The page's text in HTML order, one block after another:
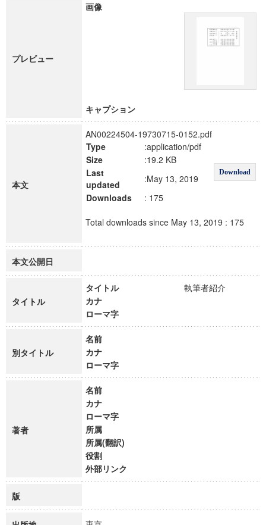
プレビュー
画像
キャプション
本文
AN00224504-19730715-0152.pdf
Type
:application/pdf
Download
Size
:19.2 KB
Last
updated
:May 13, 2019
Downloads
: 175
Total downloads since May 13, 2019 : 175
本文公開日
タイトル
タイトル
執筆者紹介
カナ
ローマ字
別タイトル
名前
カナ
ローマ字
著者
名前
カナ
ローマ字
所属
所属(翻訳)
役割
外部リンク
版